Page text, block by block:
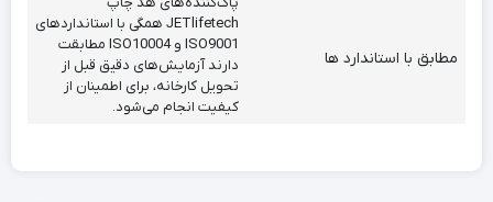
مطابق با استاندارد ها
JETlifetech همگی با استانداردهای
ISO9001 و ISO10004 مطابقت
دارند آزمایش‌های دقیق قبل از
تحویل کارخانه، برای اطمینان از
کیفیت انجام می‌شود.